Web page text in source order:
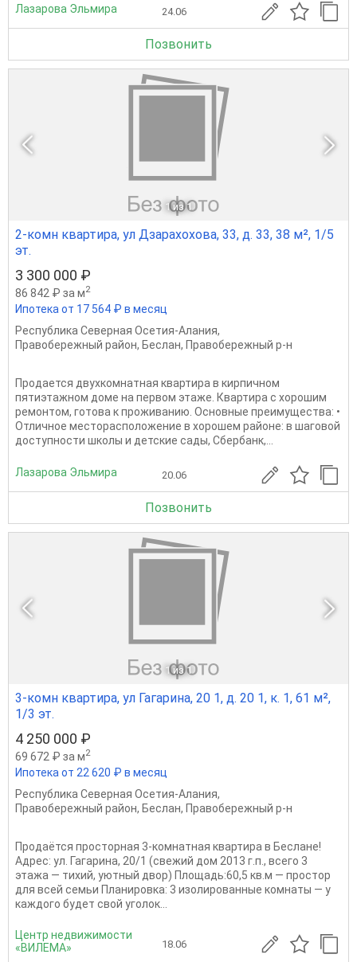
Лазарова Эльмира 24.06
Позвонить
1 из 1
2-комн квартира, ул Дзарахохова, 33, д. 33, 38 м², 1/5
эт.
3 300 000 ₽
86 842 ₽ за м2
Ипотека от 17 564 ₽ в месяц
Республика Северная Осетия-Алания,
Правобережный район, Беслан, Правобережный р-н
Продается двухкомнатная квартира в кирпичном
пятиэтажном доме на первом этаже. Квартира с хорошим
ремонтом, готова к проживанию. Основные преимущества: •
Отличное месторасположение в хорошем районе: в шаговой
доступности школы и детские сады, Сбербанк,...
Лазарова Эльмира 20.06
Позвонить
1 из 1
3-комн квартира, ул Гагарина, 20 1, д. 20 1, к. 1, 61 м²,
1/3 эт.
4 250 000 ₽
69 672 ₽ за м2
Ипотека от 22 620 ₽ в месяц
Республика Северная Осетия-Алания,
Правобережный район, Беслан, Правобережный р-н
Продаётся просторная 3-комнатная квартира в Беслане!
Адрес: ул. Гагарина, 20/1 (свежий дом 2013 г.п., всего 3
этажа — тихий, уютный двор) Площадь:60,5 кв.м — простор
для всей семьи Планировка: 3 изолированные комнаты — у
каждого будет свой уголок...
Центр недвижимости
«ВИЛЕМА»
18.06